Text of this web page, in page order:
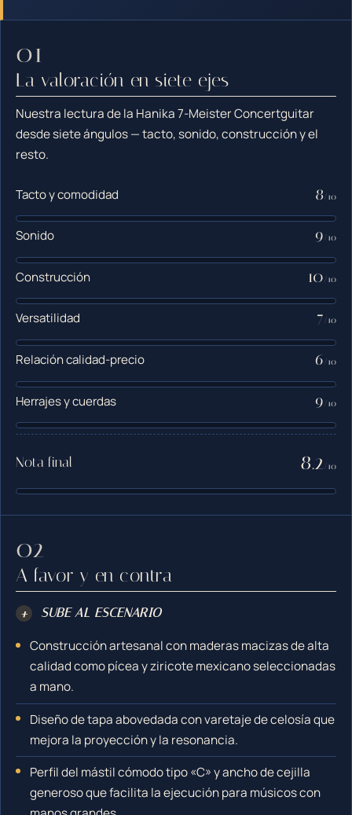
La valoración en siete ejes
Nuestra lectura de la Hanika 7-Meister Concertguitar
desde siete ángulos — tacto, sonido, construcción y el
resto.
Tacto y comodidad 8/10
Sonido 9/10
Construcción 10/10
Versatilidad 7/10
Relación calidad-precio 6/10
Herrajes y cuerdas 9/10
Nota final 8.2/10
A favor y en contra
+ SUBE AL ESCENARIO
Construcción artesanal con maderas macizas de alta
calidad como pícea y ziricote mexicano seleccionadas
a mano.
Diseño de tapa abovedada con varetaje de celosía que
mejora la proyección y la resonancia.
Perfil del mástil cómodo tipo «C» y ancho de cejilla
generoso que facilita la ejecución para músicos con